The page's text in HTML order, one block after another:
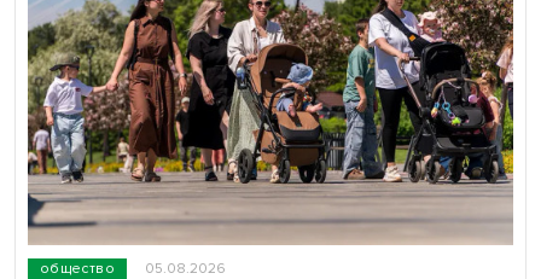
общество 05.08.2026